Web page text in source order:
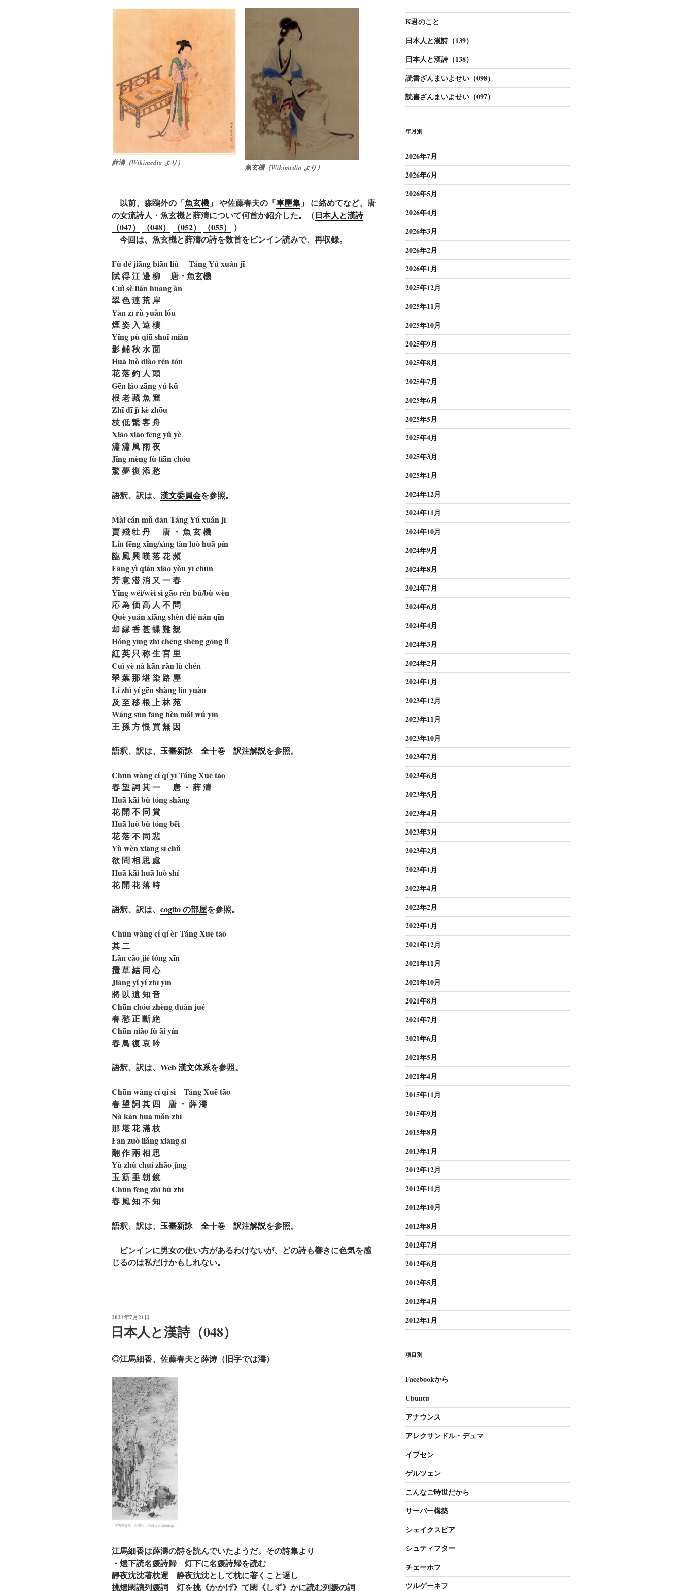
薛濤（Wikimedia より）
魚玄機（Wikimedia より）
以前、森鴎外の「魚玄機 」 や佐藤春夫の「車塵集 」 に絡めてなど、唐
の女流詩人・魚玄機と薛濤について何首か紹介した。（日本人と漢詩
（047）
（048） （052） （055）
）
今回は、魚玄機と薛濤の詩を数首をピンイン読みで、再収録。
Fù dé jiāng biān liǔ Táng Yú xuán jī
賦 得 江 邊 柳 唐・魚玄機
Cuì sè lián huāng àn
翠 色 連 荒 岸
Yān zī rù yuǎn lóu
煙 姿 入 遠 樓
Yǐng pù qiū shuǐ miàn
影 鋪 秋 水 面
Huā luò diào rén tóu
花 落 釣 人 頭
Gēn lǎo zāng yú kū
根 老 藏 魚 窟
Zhī dī jì kè zhōu
枝 低 繋 客 舟
Xiāo xiāo fēng yǔ yè
瀟 瀟 風 雨 夜
Jīng mèng fù tiān chóu
驚 夢 復 添 愁
語釈、訳は、 ​漢文委員会を参照。
Mài cán mǔ dān Táng Yú xuán jī
賣 殘 牡 丹 唐 ・ 魚 玄 機
Lín fēng xīng/xìng tàn luò huā pín
臨 風 興 嘆 落 花 頻
Fāng yì qián xiāo yòu yī chūn
芳 意 潜 消 又 一 春
Yīng wéi/wèi sì gāo rén bú/bù wèn
応 為 価 高 人 不 問
Què yuán xiāng shèn dié nán qīn
却 縁 香 甚 蝶 難 親
Hóng yīng zhī chēng shēng gōng lǐ
紅 英 只 称 生 宮 里
Cuì yè nà kān rǎn lù chén
翠 葉 那 堪 染 路 塵
Lí zhì yí gēn shàng lín yuàn
及 至 移 根 上 林 苑
Wáng sūn fāng hèn mǎi wú yīn
王 孫 方 恨 買 無 因
語釈、訳は、 ​玉臺新詠 全十巻 訳注解説を参照。
Chūn wàng cí qí yī Táng Xuē tāo
春 望 詞 其 一 唐 ・ 薛 濤
Huā kāi bù tóng shǎng
花 開 不 同 賞
Huā luò bù tóng bēi
花 落 不 同 悲
Yù wèn xiāng sī chǔ
欲 問 相 思 處
Huā kāi huā luò shí
花 開 花 落 時
語釈、訳は、 cogito の部屋を参照。
Chūn wàng cí qí èr Táng Xuē tāo
其 二
Lǎn cǎo jié tóng xīn
攬 草 結 同 心
Jiāng yǐ yí zhī yīn
將 以 遺 知 音
Chūn chóu zhèng duàn jué
春 愁 正 斷 絶
Chūn niǎo fù āi yín
春 鳥 復 哀 吟
語釈、訳は、 Web 漢文体系を参照。
Chūn wàng cí qí sì Táng Xuē tāo
春 望 詞 其 四 唐 ・ 薛 濤
Nà kān huā mǎn zhī
那 堪 花 滿 枝
Fān zuò liǎng xiāng sī
翻 作 兩 相 思
Yù zhù chuí zhāo jìng
玉 筯 垂 朝 鏡
Chūn fēng zhī bù zhī
春 風 知 不 知
語釈、訳は、 玉臺新詠 全十巻 訳注解説を参照。
ピンインに男女の使い方があるわけないが、どの詩も響きに色気を感
じるのは私だけかもしれない。
投
稿
日:
2021年7月21日
日本人と漢詩（048）
◎江馬細香、佐藤春夫と薛涛（旧字では濤）
江馬細香は薛濤の詩を読んでいたようだ。その詩集より
・燈下読名媛詩歸 灯下に名媛詩帰を読む
靜夜沈沈著枕遲 静夜沈沈として枕に著くこと遅し
挑燈閑讀列媛詞 灯を挑《かかげ》て閑《しず》かに読む列媛の詞
K君のこと
日本人と漢詩（139）
日本人と漢詩（138）
読書ざんまいよせい（098）
読書ざんまいよせい（097）
年月別
2026年7月
2026年6月
2026年5月
2026年4月
2026年3月
2026年2月
2026年1月
2025年12月
2025年11月
2025年10月
2025年9月
2025年8月
2025年7月
2025年6月
2025年5月
2025年4月
2025年3月
2025年1月
2024年12月
2024年11月
2024年10月
2024年9月
2024年8月
2024年7月
2024年6月
2024年4月
2024年3月
2024年2月
2024年1月
2023年12月
2023年11月
2023年10月
2023年7月
2023年6月
2023年5月
2023年4月
2023年3月
2023年2月
2023年1月
2022年4月
2022年2月
2022年1月
2021年12月
2021年11月
2021年10月
2021年8月
2021年7月
2021年6月
2021年5月
2021年4月
2015年11月
2015年9月
2015年8月
2013年1月
2012年12月
2012年11月
2012年10月
2012年8月
2012年7月
2012年6月
2012年5月
2012年4月
2012年1月
項目別
Facebookから
Ubuntu
アナウンス
アレクサンドル・デュマ
イプセン
ゲルツェン
こんなご時世だから
サーバー構築
シェイクスピア
シュティフター
チェーホフ
ツルゲーネフ